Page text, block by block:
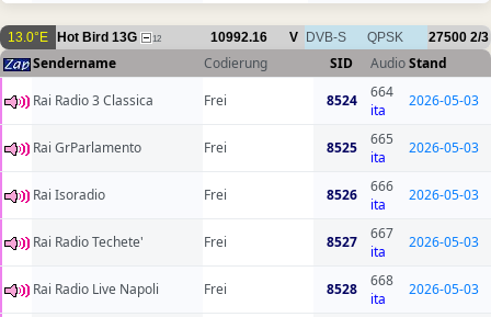
13.0°E Hot Bird 13G 12 10992.16 V DVB-S QPSK 27500 2/3
Sendername Codierung SID AudioStand
Rai Radio 3 Classica
Frei 8524
664
ita
2026-05-03
Rai GrParlamento Frei 8525
665
ita
2026-05-03
Rai Isoradio Frei 8526
666
ita
2026-05-03
Rai Radio Techete' Frei 8527
667
ita
2026-05-03
Rai Radio Live Napoli Frei 8528
668
ita
2026-05-03